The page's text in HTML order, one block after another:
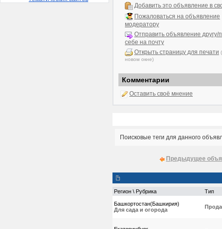
Добавить это объявление в
Пожаловаться на объявление
модератору
Отправить объявление другу/
себе на почту
Открыть страницу для печати
новом окне)
Комментарии
Оставить своё мнение
Поисковые теги для данного
Предыдущее
Регион \ Рубрика Тип
Башкортостан(Башкирия)
Для сада и огорода